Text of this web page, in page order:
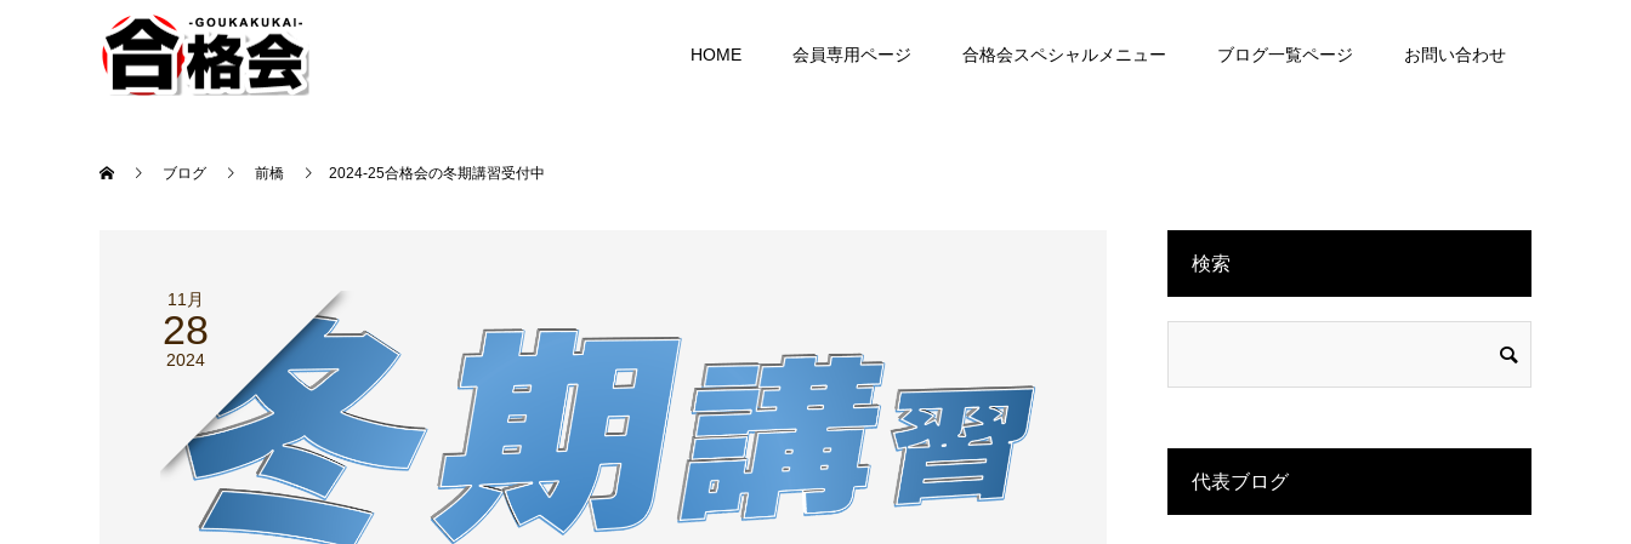
HOME 会員専用ページ 合格会スペシャルメニュー ブログ一覧ページ お問い合わせ
ブログ 前橋 2024-25合格会の冬期講習受付中
11月
28
2024
検索
代表ブログ